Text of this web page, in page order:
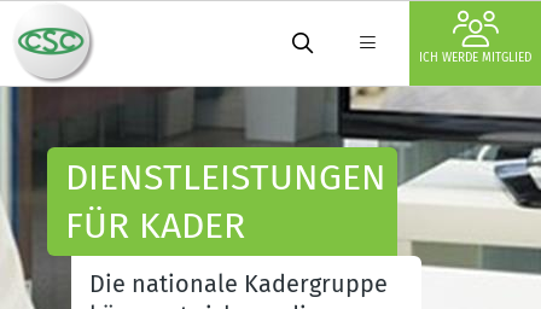
ICH WERDE MITGLIED
DIENSTLEISTUNGEN
FÜR KADER
Die nationale Kadergruppe